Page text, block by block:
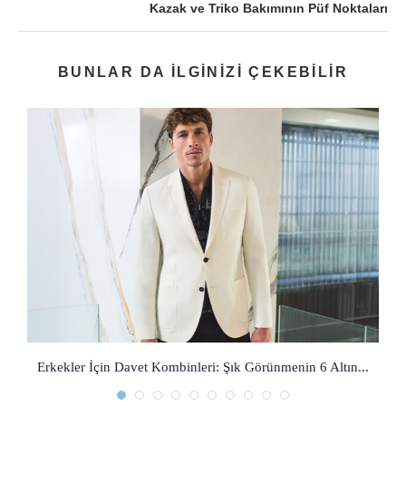
Kazak ve Triko Bakımının Püf Noktaları
BUNLAR DA ILGINIZI ÇEKEBILIR
Erkekler İçin Davet Kombinleri: Şık Görünmenin 6 Altın...